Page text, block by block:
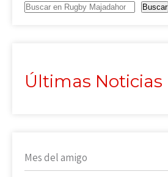
Buscar
Últimas Noticias
Mes del amigo